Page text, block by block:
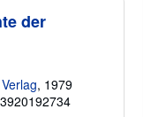
der
, 1979